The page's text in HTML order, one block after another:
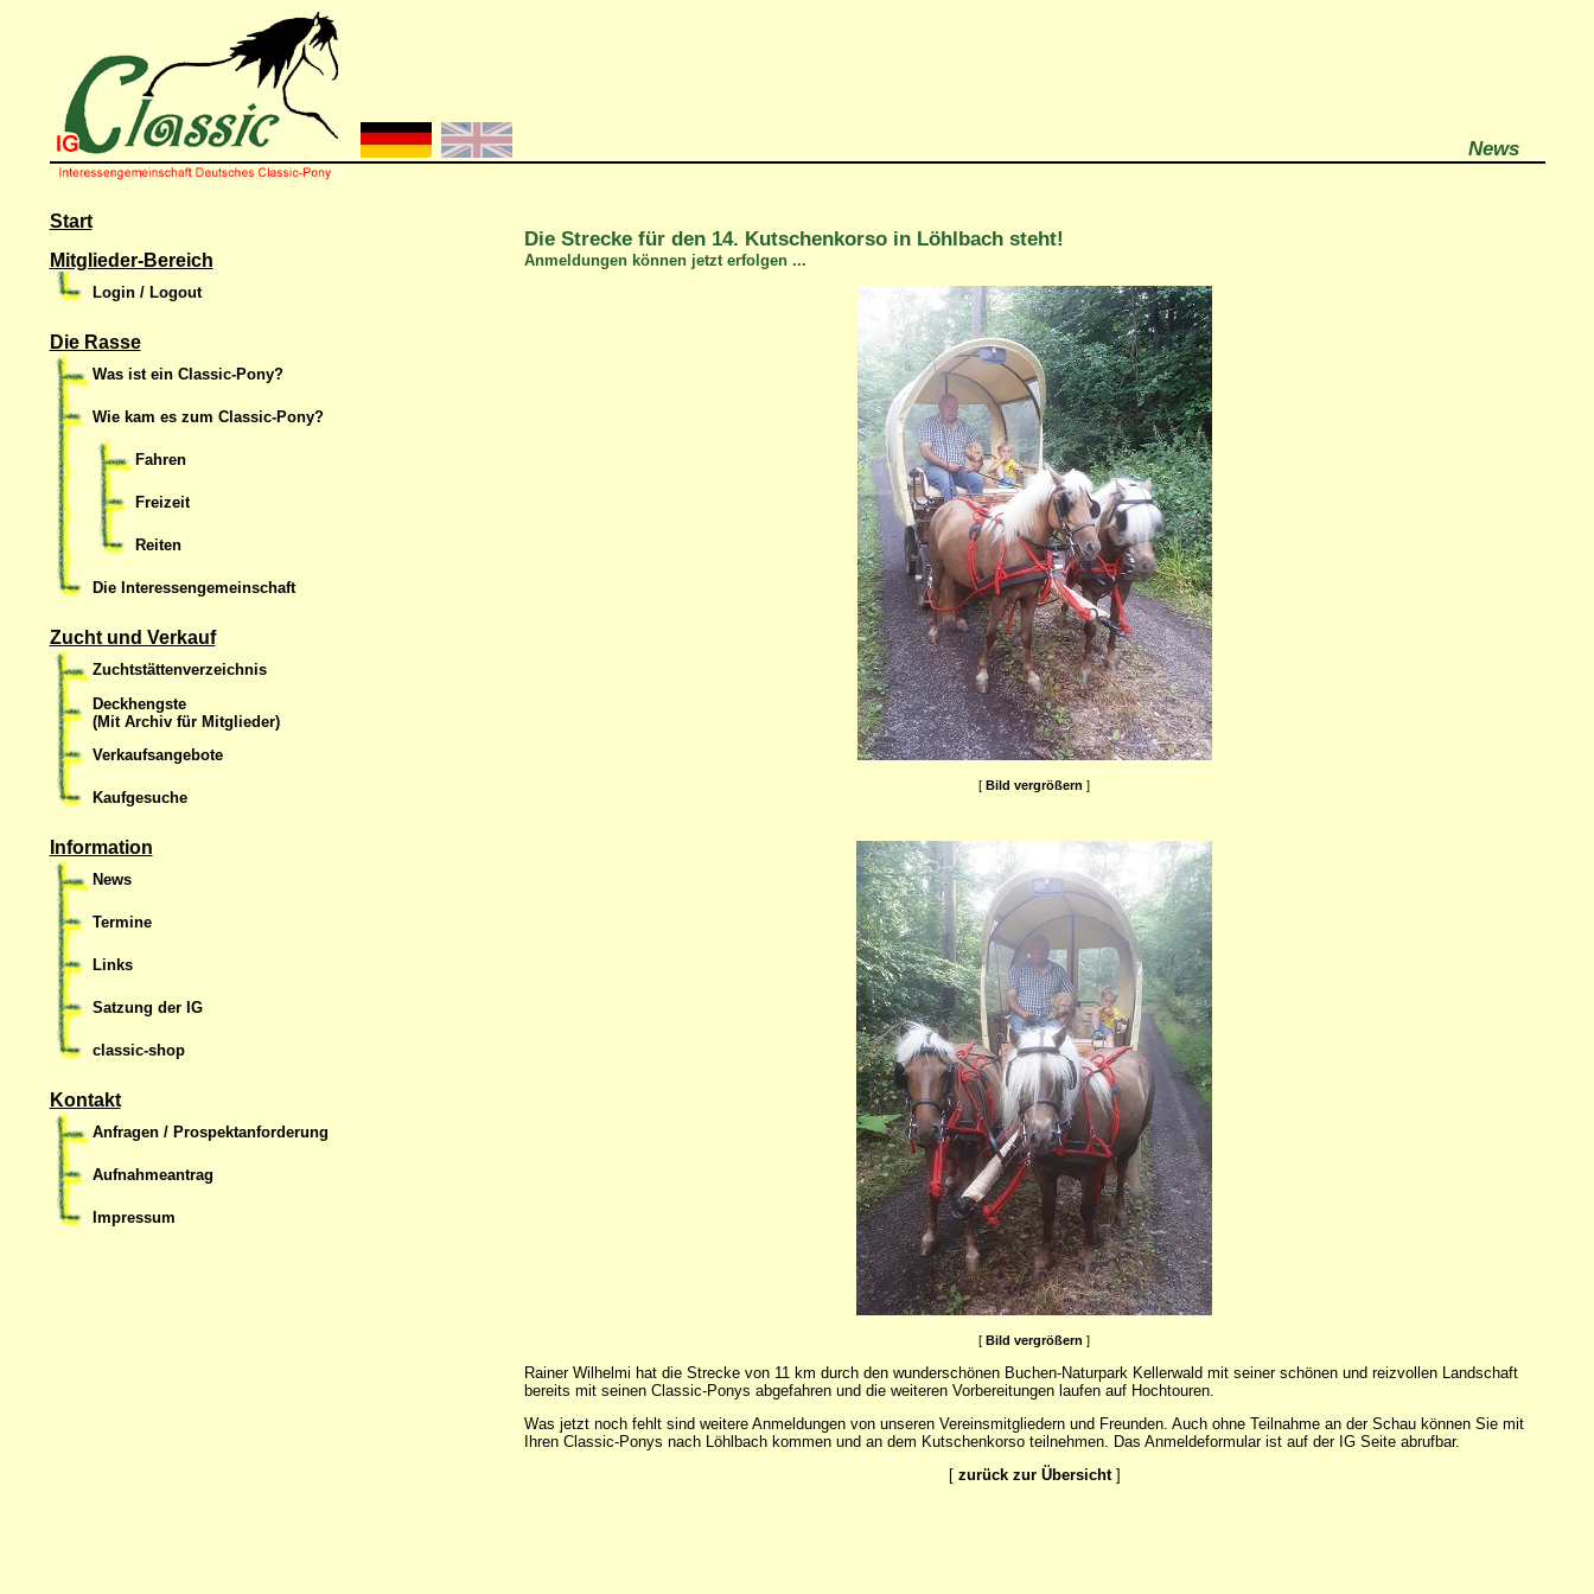
News
Start
Mitglieder-Bereich
Login / Logout
Die Rasse
Was ist ein Classic-Pony?
Wie kam es zum Classic-Pony?
Fahren
Freizeit
Reiten
Die Interessengemeinschaft
Zucht und Verkauf
Zuchtstättenverzeichnis
Deckhengste
(Mit Archiv für Mitglieder)
Verkaufsangebote
Kaufgesuche
Information
News
Termine
Links
Satzung der IG
classic-shop
Kontakt
Anfragen / Prospektanforderung
Aufnahmeantrag
Impressum
Die Strecke für den 14. Kutschenkorso in Löhlbach steht!
Anmeldungen können jetzt erfolgen ...
[ Bild vergrößern ]
[ Bild vergrößern ]
Rainer Wilhelmi hat die Strecke von 11 km durch den wunderschönen Buchen-Naturpark Kellerwald mit seiner schönen und reizvollen Landschaft
bereits mit seinen Classic-Ponys abgefahren und die weiteren Vorbereitungen laufen auf Hochtouren.
Was jetzt noch fehlt sind weitere Anmeldungen von unseren Vereinsmitgliedern und Freunden. Auch ohne Teilnahme an der Schau können Sie mit
Ihren Classic-Ponys nach Löhlbach kommen und an dem Kutschenkorso teilnehmen. Das Anmeldeformular ist auf der IG Seite abrufbar.
[ zurück zur Übersicht]